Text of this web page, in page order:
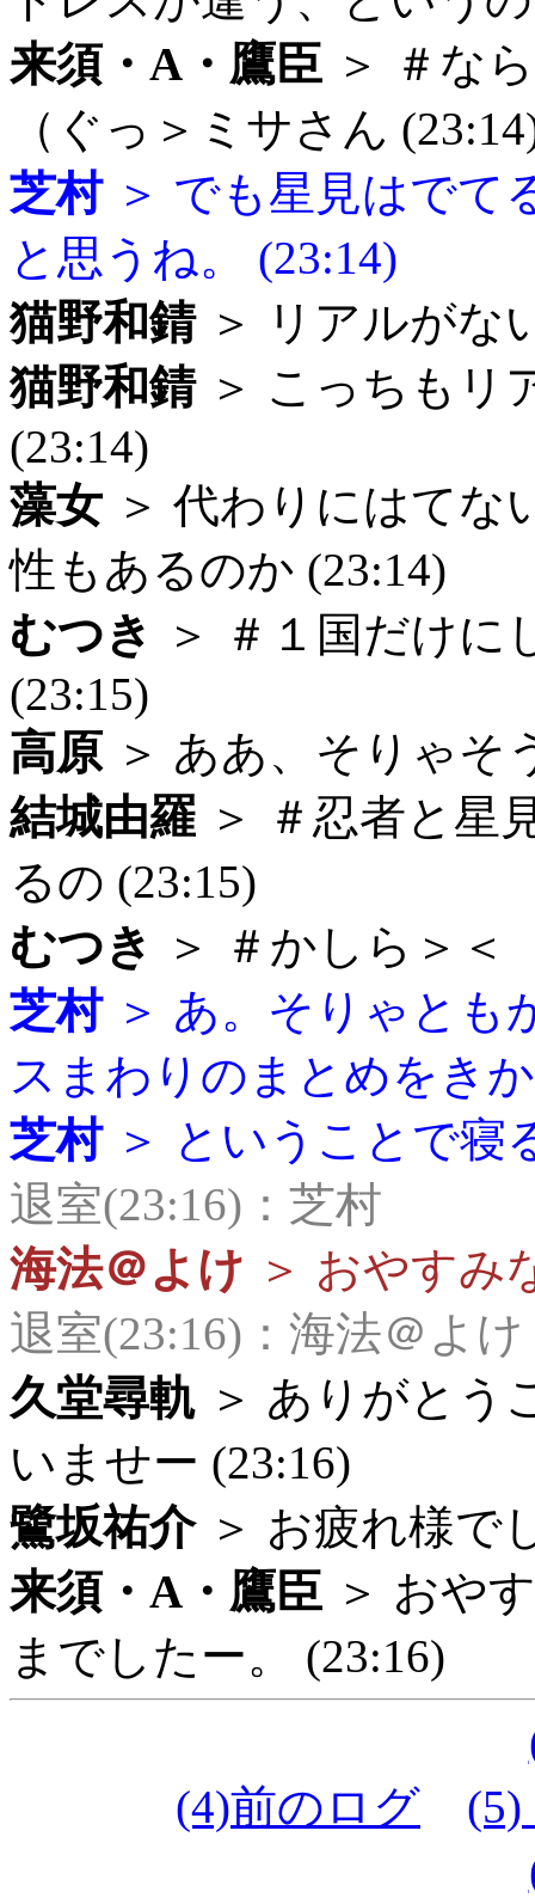
来須・A・鷹臣 ＞ ＃な
（ぐっ＞ミサさん
芝村＞ でも星見はでて
と思うね。 (23:14)
猫野和錆＞ リアルがな
猫野和錆＞ こっちもリ
(23:14)
藻女 ＞ 代わりにはてな
性もあるのか (23:14)
むつき
＞ ＃１国だけに
(23:15)
高原 ＞ ああ、そりゃそ
結城由羅 ＞ ＃忍者と星
るの (23:15)
むつき
＞ ＃かしら＞
芝村＞ あ。そりゃとも
スまわりのまとめをき
芝村＞ ということで寝
退室(23:16)：芝村
海法＠よけ ＞ おやすみ
退室(23:16)：海法＠よけ
久堂尋軌 ＞ ありがとう
いませー (23:16)
鷺坂祐介＞ お疲れ様で
来須・A・鷹臣 ＞ おや
までしたー。 (23:16)
(4)前のログ
(5)